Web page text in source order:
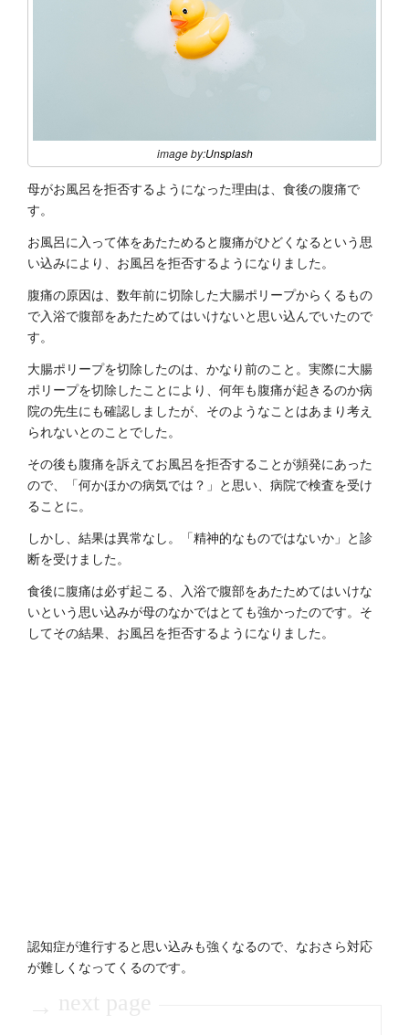
image by:Unsplash
母がお風呂を拒否するようになった理由は、食後の腹痛で
す。
お風呂に入って体をあたためると腹痛がひどくなるという思
い込みにより、お風呂を拒否するようになりました。
腹痛の原因は、数年前に切除した大腸ポリープからくるもの
で入浴で腹部をあたためてはいけないと思い込んでいたので
す。
大腸ポリープを切除したのは、かなり前のこと。実際に大腸
ポリープを切除したことにより、何年も腹痛が起きるのか病
院の先生にも確認しましたが、そのようなことはあまり考え
られないとのことでした。
その後も腹痛を訴えてお風呂を拒否することが頻発にあった
ので、「何かほかの病気では？」と思い、病院で検査を受け
ることに。
しかし、結果は異常なし。「精神的なものではないか」と診
断を受けました。
食後に腹痛は必ず起こる、入浴で腹部をあたためてはいけな
いという思い込みが母のなかではとても強かったのです。そ
してその結果、お風呂を拒否するようになりました。
認知症が進行すると思い込みも強くなるので、なおさら対応
が難しくなってくるのです。